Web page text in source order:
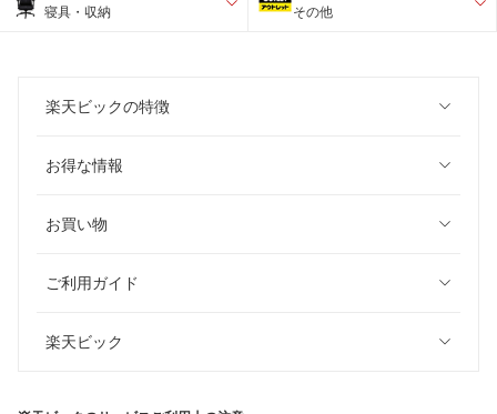
寝具・収納
その他
楽天ビックの特徴
お得な情報
お買い物
ご利用ガイド
楽天ビック